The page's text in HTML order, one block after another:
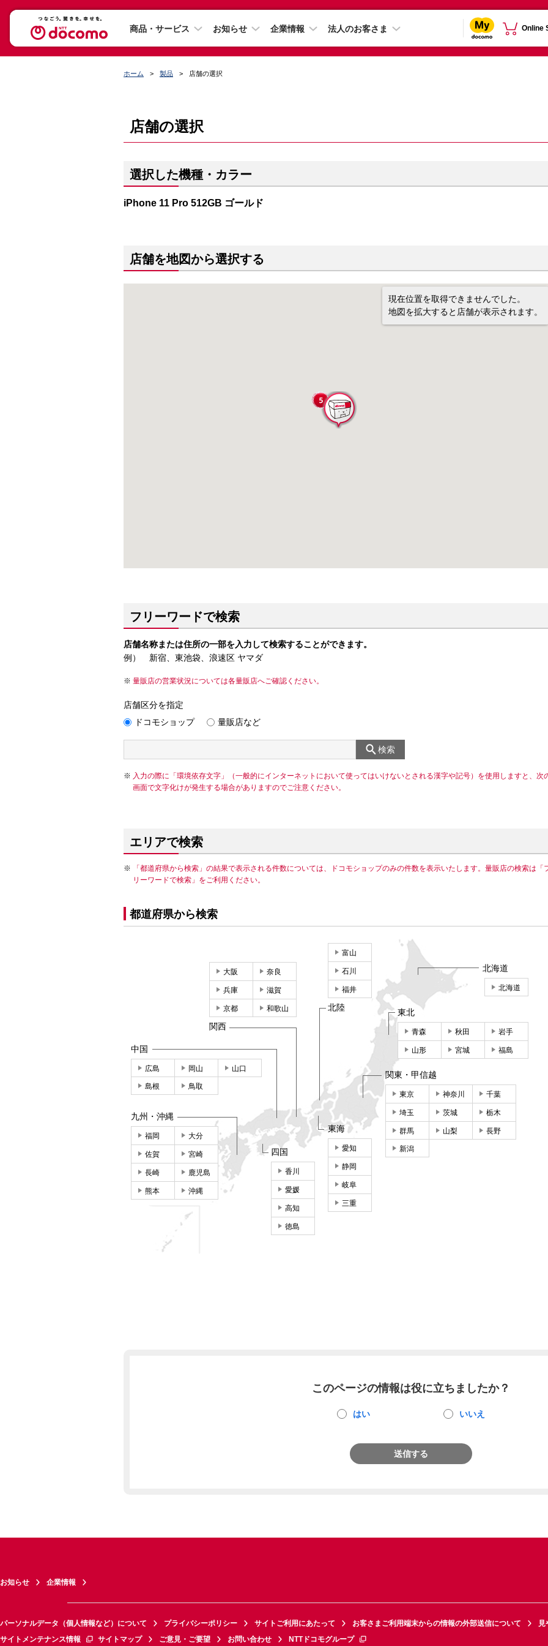
商品・サービス お知らせ 企業情報 法人のお客さま Online
ホーム 製品 店舗の選択
店舗の選択
選択した機種・カラー
iPhone 11 Pro 512GB ゴールド
店舗を地図から選択する
現在位置を取得できませんでした。
地図を拡大すると店舗が表示されます。
フリーワードで検索
店舗名称または住所の一部を入力して検索することができます。
例） 新宿、東池袋、浪速区 ヤマダ
量販店の営業状況については各量販店へご確認ください。
店舗区分を指定
ドコモショップ
量販店など
検索
入力の際に「環境依存文字」（一般的にインターネットにおいて使ってはいけないとされる漢字や記号）を使用しますと、次
画面で文字化けが発生する場合がありますのでご注意ください。
エリアで検索
「都道府県から検索」の結果で表示される件数については、ドコモショップのみの件数を表示いたします。量販店の検索は「
リーワードで検索」をご利用ください。
都道府県から検索
北海道
北海道
東北
青森 秋田 岩手
山形 宮城 福島
関東・甲信越
東京 神奈川 千葉
埼玉 茨城 栃木
群馬 山梨 長野
新潟
東海
愛知
静岡
岐阜
三重
富山
石川
福井
北陸
大阪 奈良
兵庫 滋賀
京都 和歌山
関西
中国
広島 岡山 山口
島根 鳥取
四国
香川
愛媛
高知
徳島
九州・沖縄
福岡 大分
佐賀 宮崎
長崎 鹿児島
熊本 沖縄
このページの情報は役に立ちましたか？
はい いいえ
送信する
お知らせ 企業情報
パーソナルデータ（個人情報など）について プライバシーポリシー サイトご利用にあたって お客さまご利用端末からの情報の外部送信について
見
サイトメンテナンス情報
サイトマップ ご意見・ご要望 お問い合わせ NTTドコモグループ